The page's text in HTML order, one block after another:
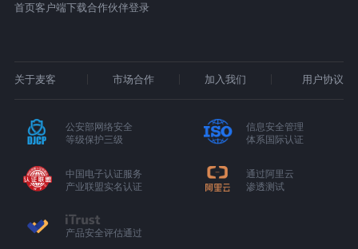
首页客户端下载合作伙伴登录
关于麦客 市场合作 加入我们 用户协议
公安部网络安全
等级保护三级
信息安全管理
体系国际认证
中国电子认证服务
产业联盟实名认证
通过阿里云
渗透测试
产品安全评估通过